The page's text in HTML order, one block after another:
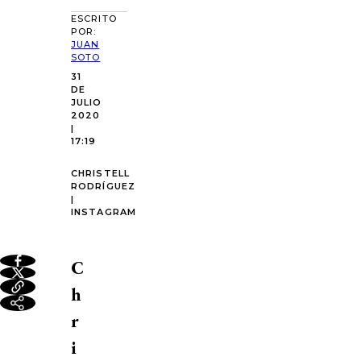
ESCRITO
POR:
JUAN
SOTO
31
DE
JULIO
2020
|
17:19
CHRISTELL
RODRÍGUEZ
|
INSTAGRAM
C
h
r
i